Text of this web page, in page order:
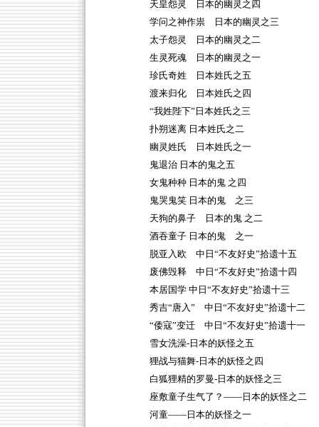
天皇怨灵 日本的幽灵之四
学问之神作祟 日本的幽灵之三
太子怨灵 日本的幽灵之二
生灵死魂 日本的幽灵之一
珍氏奇姓 日本姓氏之五
渡来归化 日本姓氏之四
“我姓陛下”日本姓氏之三
扑朔迷离 日本姓氏之二
幽灵姓氏 日本姓氏之一
鬼退治 日本的鬼之五
女鬼种种 日本的鬼 之四
鬼哭鬼笑 日本的鬼 之三
天狗的鼻子 日本的鬼 之二
酒吞童子 日本的鬼 之一
脱亚入欧 中日“不友好史”拾遗十五
废佛毁释 中日“不友好史”拾遗十四
本居国学 中日“不友好史”拾遗十三
秀吉“唐入” 中日“不友好史”拾遗十二
“倭寇”变迁 中日“不友好史”拾遗十一
雪女洗澡-日本的妖怪之五
狸战与猫舞-日本的妖怪之四
白狐狸精的罗曼-日本的妖怪之三
座敷童子生气了？——日本的妖怪之二
河童——日本的妖怪之一